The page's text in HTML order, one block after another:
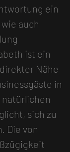
ein
auch
ist ein
Nähe
in
sich zu
Die von